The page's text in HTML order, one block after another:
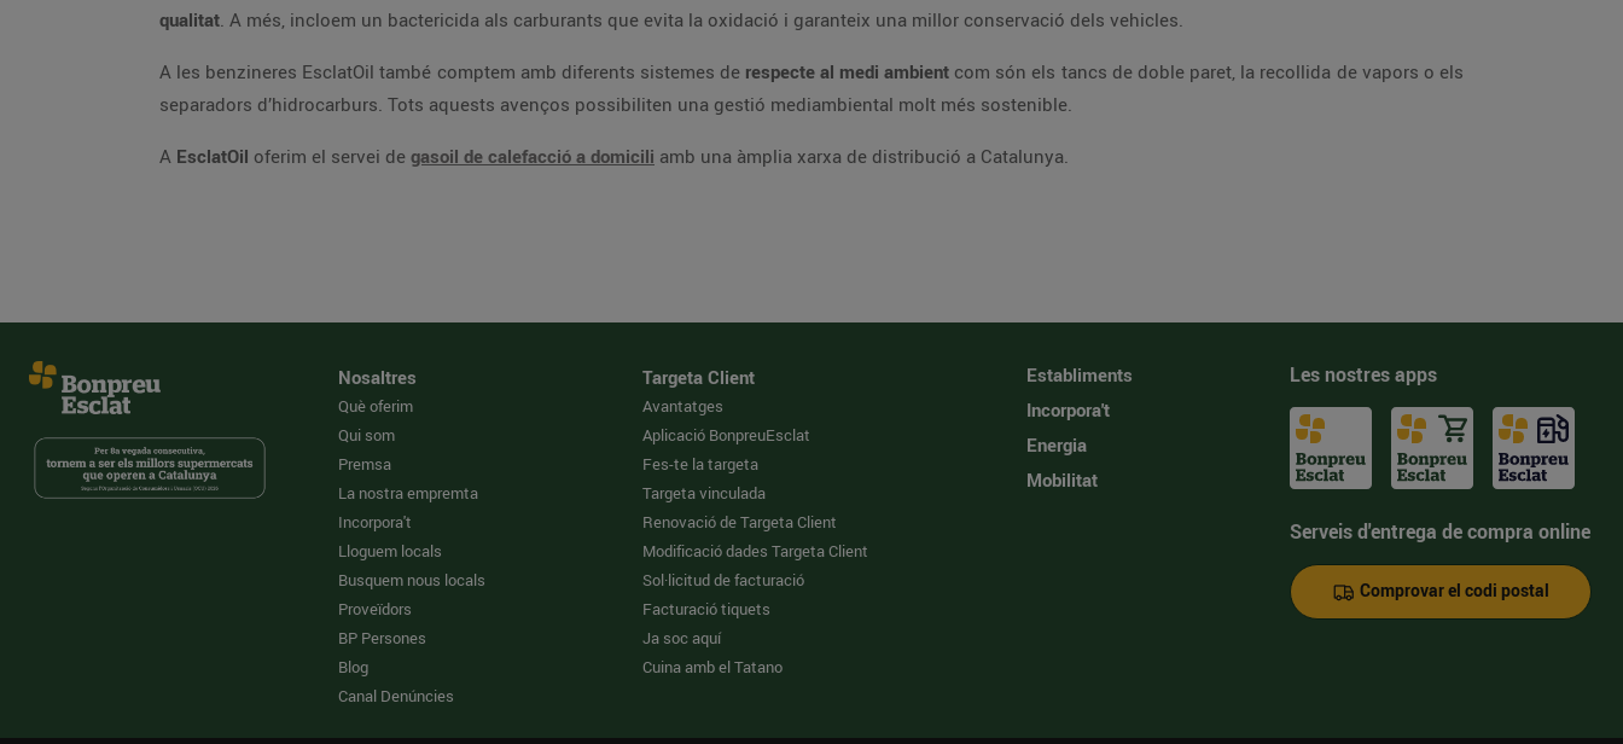
qualitat. A més, incloem un bactericida als carburants que evita la oxidació i garanteix una millor conservació dels vehicles.
A les benzineres EsclatOil també comptem amb diferents sistemes de respecte al medi ambient com són els tancs de doble paret, la recollida de vapors o els
separadors d’hidrocarburs. Tots aquests avenços possibiliten una gestió mediambiental molt més sostenible.
A EsclatOil oferim el servei de gasoil de calefacció a domicili amb una àmplia xarxa de distribució a Catalunya.
Nosaltres
Què oferim
Qui som
Premsa
La nostra empremta
Incorpora't
Lloguem locals
Busquem nous locals
Proveïdors
BP Persones
Blog
Canal Denúncies
Targeta Client
Avantatges
Aplicació BonpreuEsclat
Fes-te la targeta
Targeta vinculada
Renovació de Targeta Client
Modificació dades Targeta Client
Sol·licitud de facturació
Facturació tiquets
Ja soc aquí
Cuina amb el Tatano
Establiments
Incorpora't
Energia
Mobilitat
Les nostres apps
Serveis d'entrega de compra online
Comprovar el codi postal